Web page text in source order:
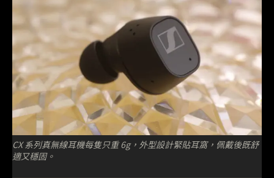
CX 系列真無線耳機每隻只重 6g，外型設計緊貼耳窩，佩戴後既舒
適又穩固。